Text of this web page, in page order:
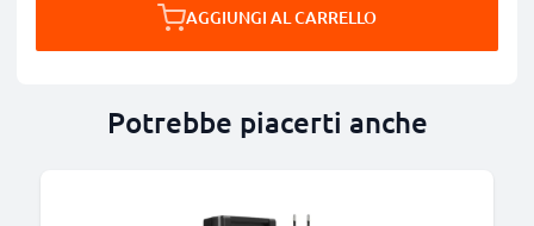
AGGIUNGI AL CARRELLO
Potrebbe piacerti anche